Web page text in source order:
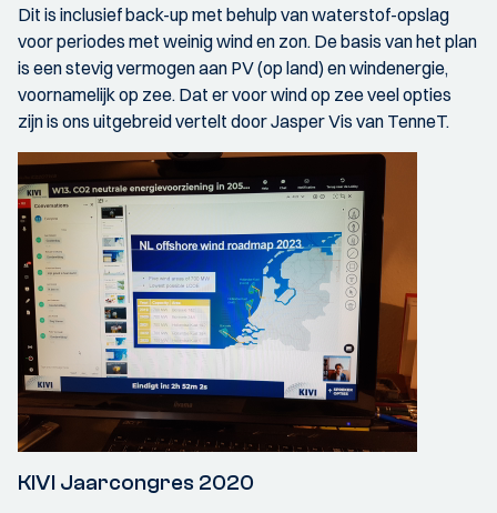
Dit is inclusief back-up met behulp van waterstof-opslag
voor periodes met weinig wind en zon. De basis van het plan
is een stevig vermogen aan PV (op land) en windenergie,
voornamelijk op zee. Dat er voor wind op zee veel opties
zijn is ons uitgebreid vertelt door Jasper Vis van TenneT.
KIVI Jaarcongres 2020